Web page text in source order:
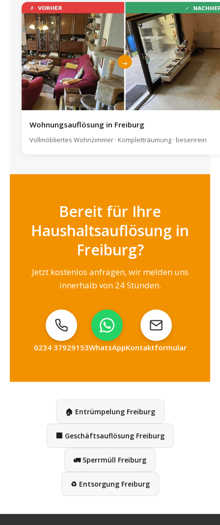
Wohnungsauflösung in Freiburg
Vollmöbliertes Wohnzimmer · Kompletträumung · besenrein
Bereit für Ihre
Haushaltsauflösung in
Freiburg?
Jetzt kostenlos anfragen, wir melden uns
innerhalb von 24 Stunden.
0234 37929153WhatsAppKontaktformular
🏠 Entrümpelung Freiburg
🏢 Geschäftsauflösung Freiburg
🚛 Sperrmüll Freiburg
♻️ Entsorgung Freiburg